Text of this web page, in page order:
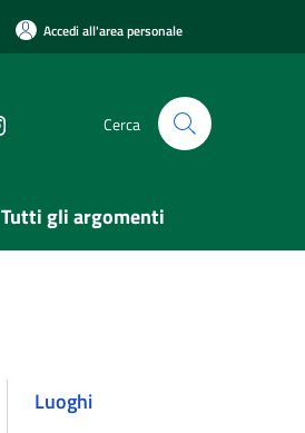
Accedi all'area personale
Cerca
Tutti gli argomenti
Luoghi